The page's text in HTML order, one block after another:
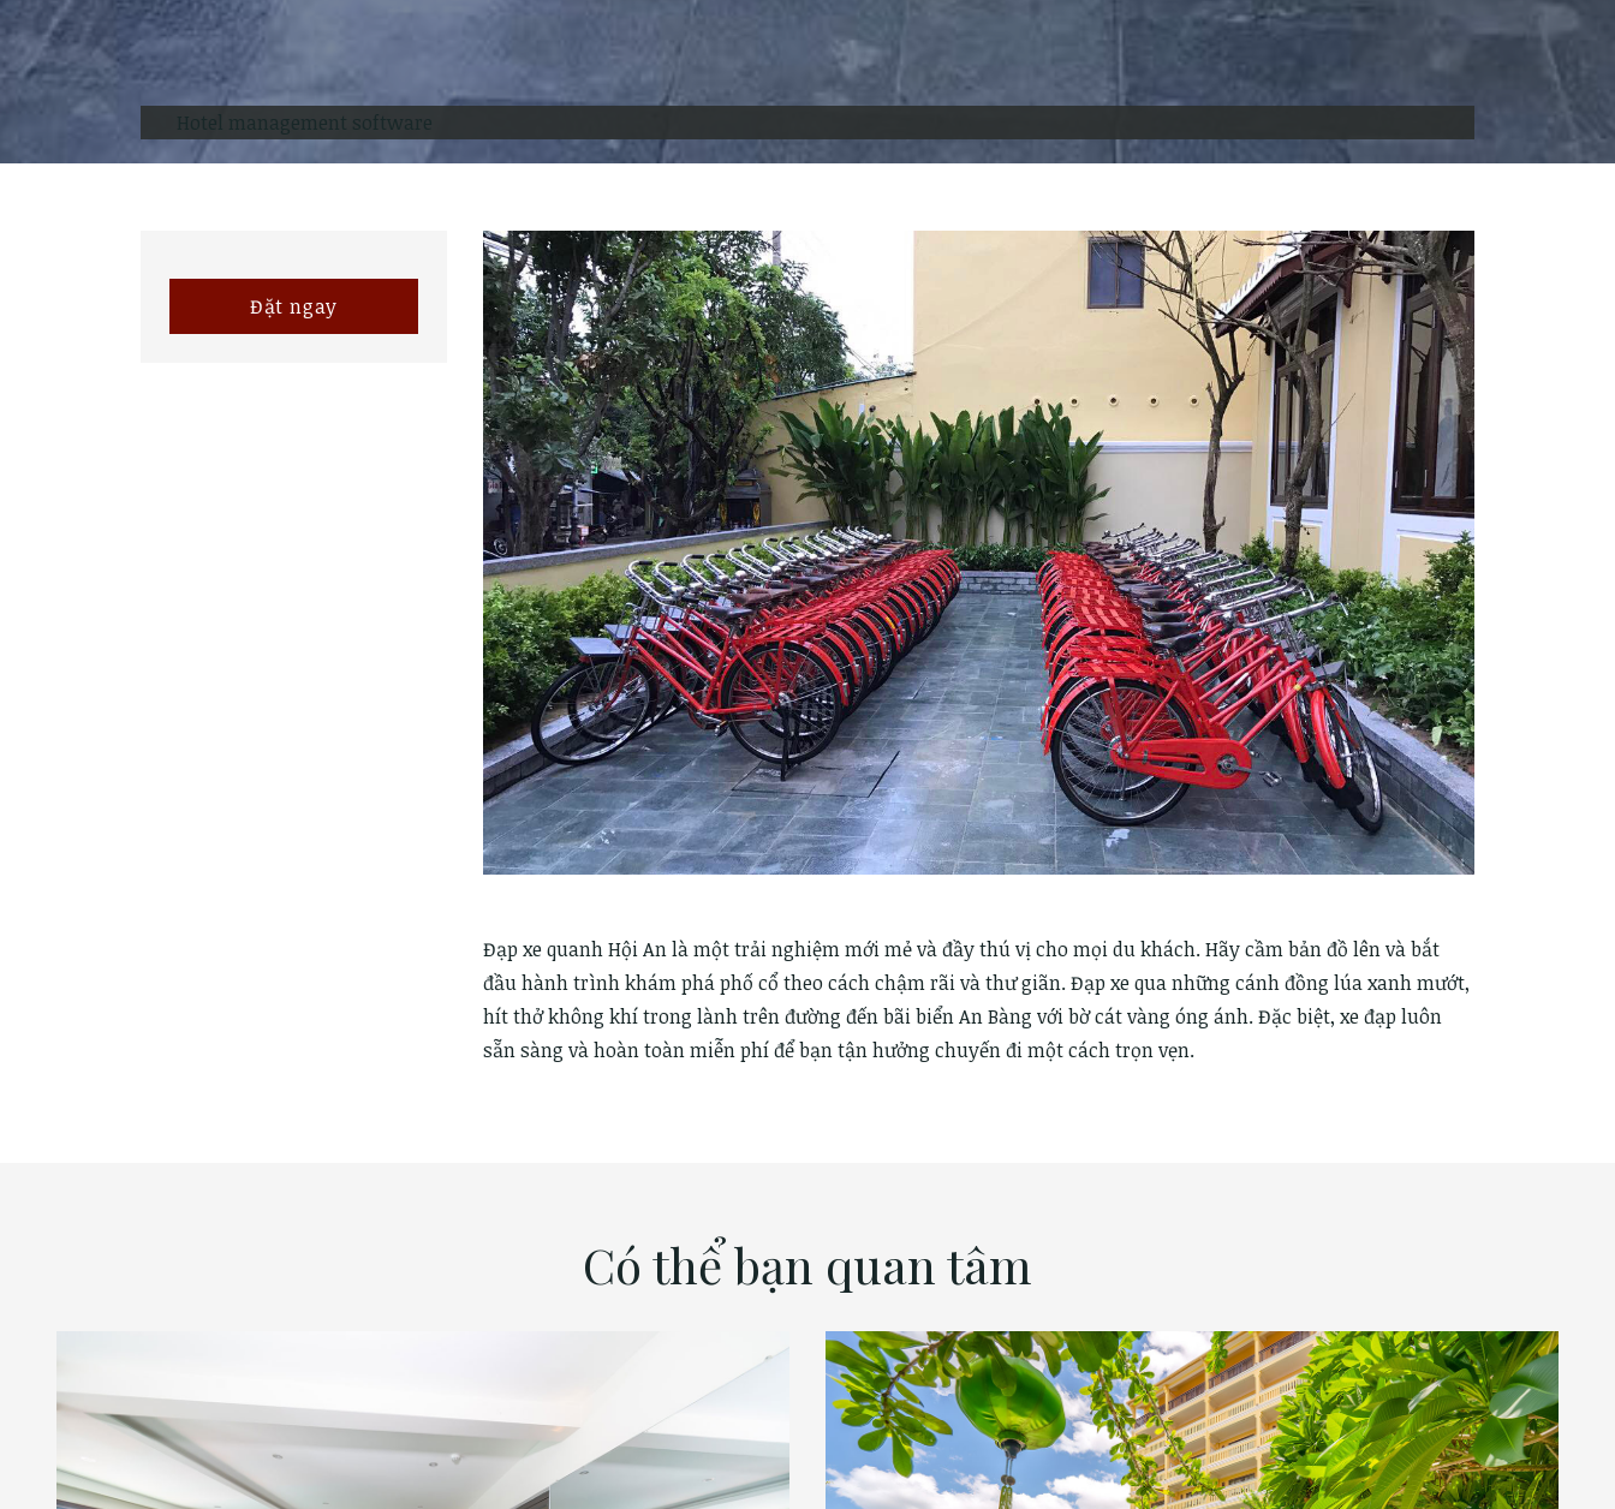
Hotel management software
Đặt ngay
Đạp xe quanh Hội An là một trải nghiệm mới mẻ và đầy thú vị cho mọi du khách. Hãy cầm bản đồ lên và bắt
đầu hành trình khám phá phố cổ theo cách chậm rãi và thư giãn. Đạp xe qua những cánh đồng lúa xanh mướt,
hít thở không khí trong lành trên đường đến bãi biển An Bàng với bờ cát vàng óng ánh. Đặc biệt, xe đạp luôn
sẵn sàng và hoàn toàn miễn phí để bạn tận hưởng chuyến đi một cách trọn vẹn.
Có thể bạn quan tâm